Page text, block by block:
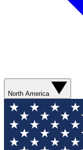
North America